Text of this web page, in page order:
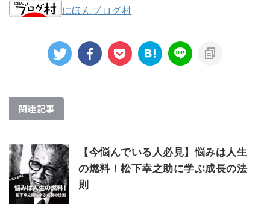
にほんブログ村
関連記事
【今悩んでいる人必見】悩みは人生
の燃料！松下幸之助に学ぶ成長の法
則